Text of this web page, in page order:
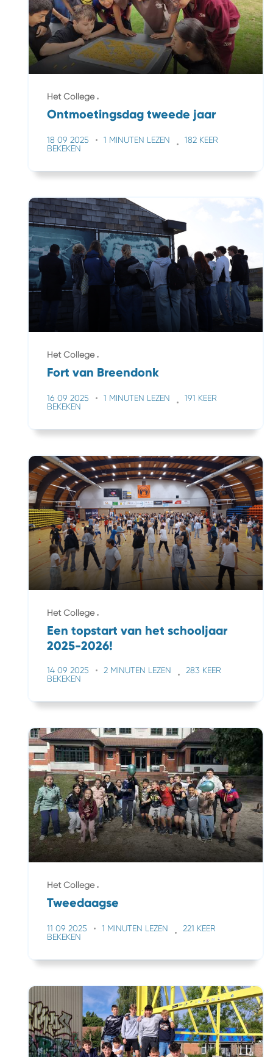
Het College
Ontmoetingsdag tweede jaar
18 09 2025 1 MINUTEN LEZEN
182 KEER
BEKEKEN
Het College
Fort van Breendonk
16 09 2025 1 MINUTEN LEZEN
191 KEER
BEKEKEN
Het College
Een topstart van het schooljaar
2025-2026!
14 09 2025 2 MINUTEN LEZEN
283 KEER
BEKEKEN
Het College
Tweedaagse
11 09 2025 1 MINUTEN LEZEN
221 KEER
BEKEKEN